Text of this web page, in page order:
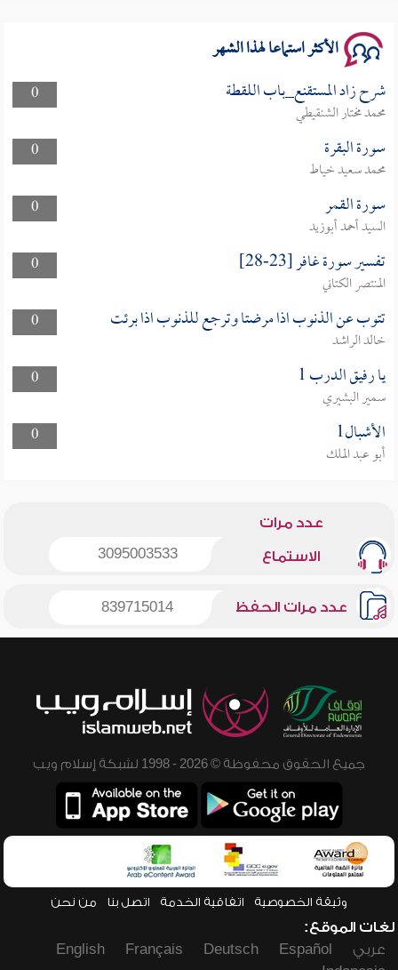
الأكثر استماعا لهذا الشهر
0 شرح زاد المستقنع_باب اللقطة
محمد مختار الشنقيطي
0
سورة البقرة
محمد سعيد خياط
0
سورة القمر
السيد أحمد أبوزيد
0
تفسير سورة غافر [23-28]
المنتصر الكتاني
0
تتوب عن الذنوب اذا مرضتا وترجع للذنوب اذا برئت
خالد الراشد
0
يا رفيق الدرب 1
سمير البشيري
0
الأشبال1
أبو عبد الملك
عدد مرات
الاستماع 3095003533
عدد مرات الحفظ 839715014
جميع الحقوق محفوظة © 2026 - 1998 لشبكة إسلام ويب
وثيقة الخصوصية اتفاقية الخدمة اتصل بنا من نحن
لغات الموقع:
عربي
Español
Deutsch
Français
English